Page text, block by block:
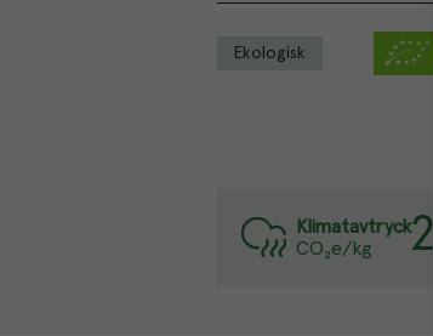
Ekologisk
Klimatavtryck
CO₂e/kg